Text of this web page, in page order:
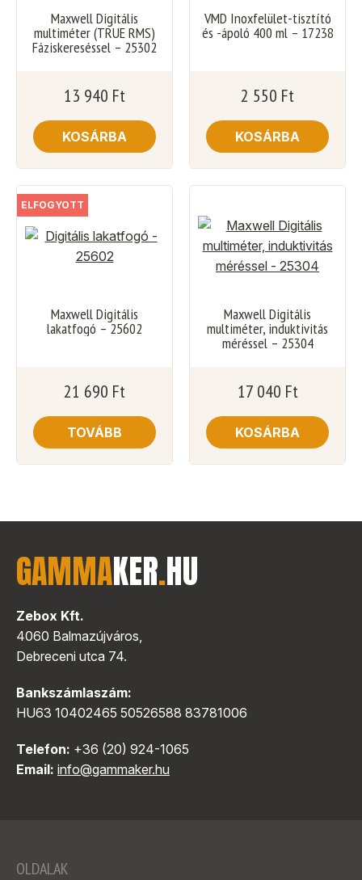
Maxwell Digitális
multiméter (TRUE RMS)
Fáziskereséssel – 25302
13 940 Ft
KOSÁRBA
VMD Inoxfelület-tisztító
és -ápoló 400 ml – 17238
2 550 Ft
KOSÁRBA
ELFOGYOTT
Maxwell Digitális
lakatfogó – 25602
21 690 Ft
TOVÁBB
Maxwell Digitális
multiméter, induktivitás
méréssel – 25304
17 040 Ft
KOSÁRBA
GAMMAKER.HU
Zebox Kft.
4060 Balmazújváros,
Debreceni utca 74.
Bankszámlaszám:
HU63 10402465 50526588 83781006
Telefon: +36 (20) 924-1065
Email: info@gammaker.hu
OLDALAK